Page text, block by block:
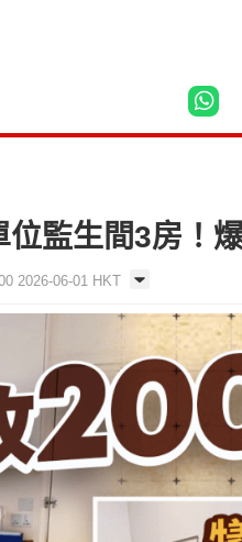
位監生間3房！
2026-06-01 HKT